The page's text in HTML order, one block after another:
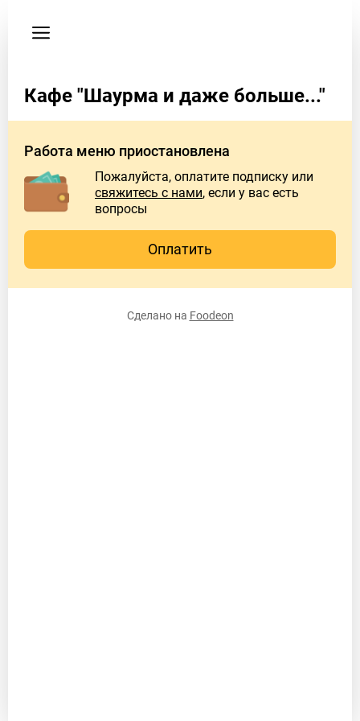
соглашение
г.
Смольная
д.49
Телефон
Кафе "Шаурма и даже больше..."
Работа меню приостановлена
Пожалуйста, оплатите подписку или
свяжитесь с нами, если у вас есть
вопросы
Оплатить
Сделано на Foodeon